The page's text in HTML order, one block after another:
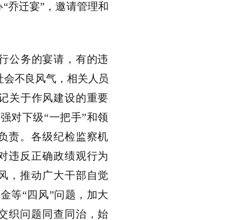
“乔迁宴”，邀请管理和
公务的宴请，有的违
不良风气，相关人员
关于作风建设的重要
对下级“一把手”和领
责。各级纪检监察机
违反正确政绩观行为
，推动广大干部自觉
等“四风”问题， 加大
织问题同查同治，始